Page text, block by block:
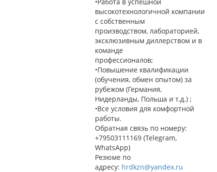
высокотехнологичной компании
с собственным
производством, лабораторией,
эксклюзивным диллерством и в
команде
профессионалов;
•Повышение квалификации
(обучения, обмен опытом) за
рубежом (Германия,
Нидерланды, Польша и т.д.) ;
•Все условия для комфортной
работы.
Обратная связь по номеру:
+79503111169 (Telegram,
WhatsApp)
Резюме по
адресу: hrdkzn@yandex.ru